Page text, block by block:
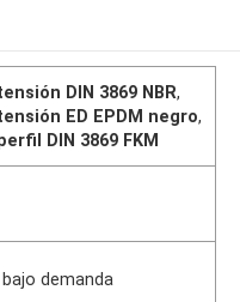
DIN 3869 NBR,
ED EPDM negro,
DIN 3869 FKM
demanda